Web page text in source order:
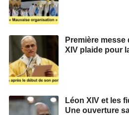
Première messe
XIV plaide pour
Léon XIV et les
Une ouverture